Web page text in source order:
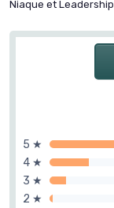
Niaque et Leadership
5 ★
4 ★
3 ★
2 ★